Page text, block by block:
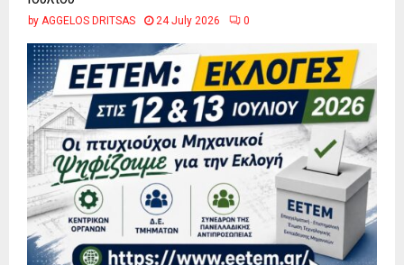
by AGGELOS DRITSAS 24 July 2026 0